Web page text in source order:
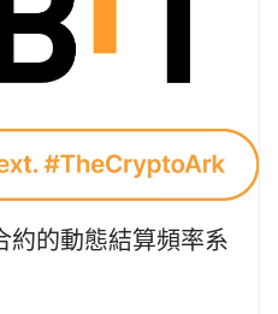
的動態結算頻率系